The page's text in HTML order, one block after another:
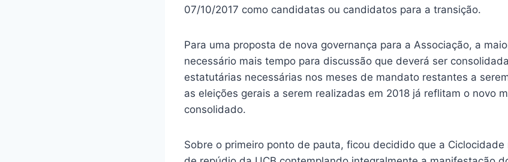
07/10/2017 como candidatas ou candidatos para a transição.
Para uma proposta de nova governança para a Associação, a
necessário mais tempo para discussão que deverá ser
estatutárias necessárias nos meses de mandato restantes a
as eleições gerais a serem realizadas em 2018 já reflitam o novo
consolidado.
Sobre o primeiro ponto de pauta, ficou decidido que a